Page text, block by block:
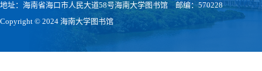
地址：海南省海口市人民大道58号海南大学图书馆 邮编：570228
Copyright © 2024 海南大学图书馆